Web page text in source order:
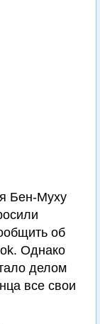
Бен-Муху
об
Однако
делом
все свои